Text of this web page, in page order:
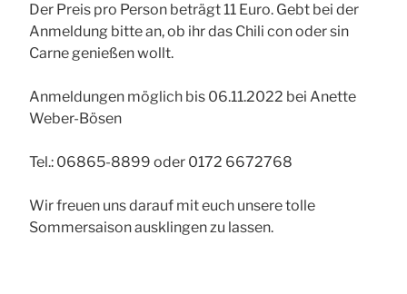
Der Preis pro Person beträgt 11 Euro. Gebt bei der
Anmeldung bitte an, ob ihr das Chili con oder sin
Carne genießen wollt.
Anmeldungen möglich bis 06.11.2022 bei Anette
Weber-Bösen
Tel.: 06865-8899 oder 0172 6672768
Wir freuen uns darauf mit euch unsere tolle
Sommersaison ausklingen zu lassen.